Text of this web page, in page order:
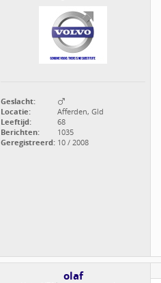
Geslacht:
Locatie:
Afferden, Gld
Leeftijd:
68
Berichten:
1035
Geregistreerd: 10 / 2008
olaf